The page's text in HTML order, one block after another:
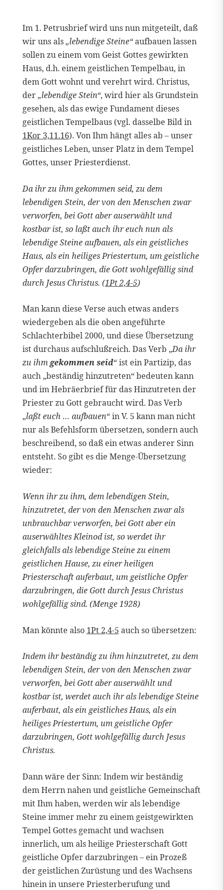
Im 1. Petrusbrief wird uns nun mitgeteilt, daß
wir uns als„lebendige Steine“aufbauen lassen
sollen zu einem vom Geist Gottes gewirkten
Haus, d.h. einem geistlichen Tempelbau, in
dem Gott wohnt und verehrt wird. Christus,
der„lebendige Stein“, wird hier als Grundstein
gesehen, als das ewige Fundament dieses
geistlichen Tempelbaus (vgl. dasselbe Bild in
1Kor 3,11.16). Von Ihm hängt alles ab – unser
geistliches Leben, unser Platz in dem Tempel
Gottes, unser Priesterdienst.
Da ihr zu ihm gekommen seid, zu dem
lebendigen Stein, der von den Menschen zwar
verworfen, bei Gott aber auserwählt und
kostbar ist, so laßt auch ihr euch nun als
lebendige Steine aufbauen, als ein geistliches
Haus, als ein heiliges Priestertum, um geistliche
Opfer darzubringen, die Gott wohlgefällig sind
durch Jesus Christus. (1Pt 2,4-5)
Man kann diese Verse auch etwas anders
wiedergeben als die oben angeführte
Schlachterbibel 2000, und diese Übersetzung
ist durchaus aufschlußreich. Das Verb „Da ihr
zu ihmgekommen seid“ ist ein Partizip, das
auch „beständig hinzutreten“ bedeuten kann
und im Hebräerbrief für das Hinzutreten der
Priester zu Gott gebraucht wird. Das Verb
„laßt euch … aufbauen“ in V. 5 kann man nicht
nur als Befehlsform übersetzen, sondern auch
beschreibend, so daß ein etwas anderer Sinn
entsteht. So gibt es die Menge-Übersetzung
wieder:
Wenn ihr zu ihm, dem lebendigen Stein,
hinzutretet, der von den Menschen zwar als
unbrauchbar verworfen, bei Gott aber ein
auserwähltes Kleinod ist, so werdet ihr
gleichfalls als lebendige Steine zu einem
geistlichen Hause, zu einer heiligen
Priesterschaft auferbaut, um geistliche Opfer
darzubringen, die Gott durch Jesus Christus
wohlgefällig sind. (Menge 1928)
Man könnte also 1Pt 2,4-5 auch so übersetzen:
Indem ihr beständig zu ihm hinzutretet, zu dem
lebendigen Stein, der von den Menschen zwar
verworfen, bei Gott aber auserwählt und
kostbar ist, werdet auch ihr als lebendige Steine
auferbaut, als ein geistliches Haus, als ein
heiliges Priestertum, um geistliche Opfer
darzubringen, Gott wohlgefällig durch Jesus
Christus.
Dann wäre der Sinn: Indem wir beständig
dem Herrn nahen und geistliche Gemeinschaft
mit Ihm haben, werden wir als lebendige
Steine immer mehr zu einem geistgewirkten
Tempel Gottes gemacht und wachsen
innerlich, um als heilige Priesterschaft Gott
geistliche Opfer darzubringen – ein Prozeß
der geistlichen Zurüstung und des Wachsens
hinein in unsere Priesterberufung und